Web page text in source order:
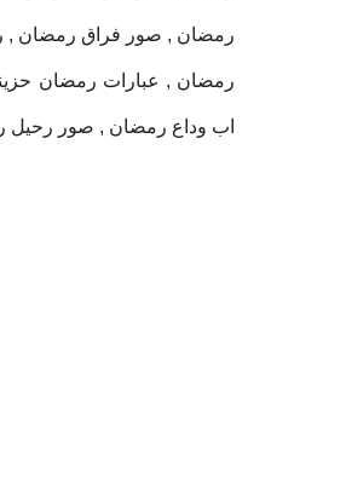
رمضان , صور فراق رمضان ,
رمضان , عبارات رمضان
اب وداع رمضان , صور رحيل